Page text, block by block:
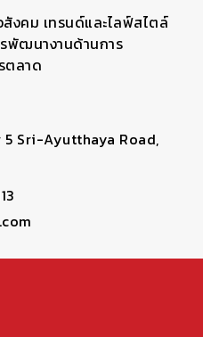
งคม เทรนด์และไลฟ์สไตล์
พัฒนางานด้านการ
ตลาด
Sri-Ayutthaya Road,